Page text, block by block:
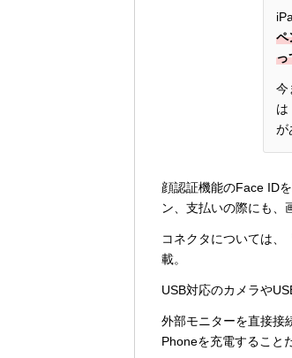
ペ
っ
今
は
が
顔認証機能のFace ID
ン、支払いの際にも、
コネクタについては、
載。
USB対応のカメラや
外部モニターを直接接
Phoneを充電すること